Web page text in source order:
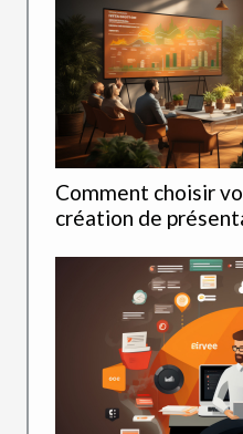
Comment choisir
création de